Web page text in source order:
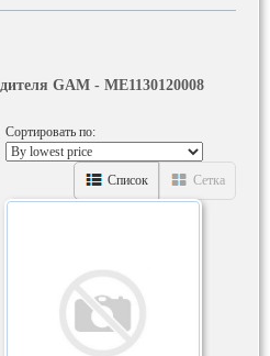
GAM - ME1130120008
Сортировать по:
Сетка
Список